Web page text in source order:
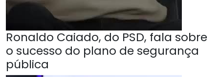
Ronaldo Caiado, do PSD, fala sobre
o sucesso do plano de segurança
pública